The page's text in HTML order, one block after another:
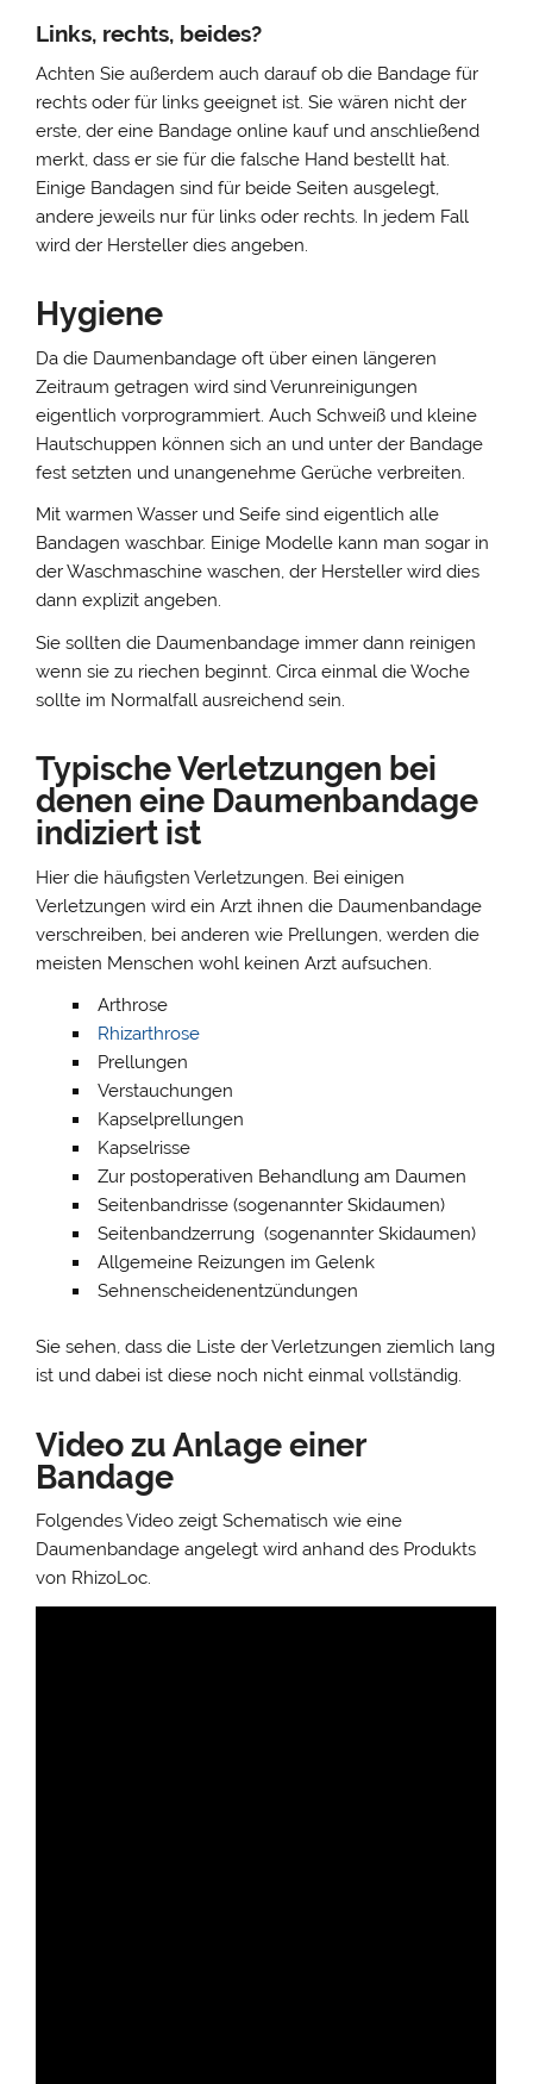
Links, rechts, beides?
Achten Sie außerdem auch darauf ob die Bandage für
rechts oder für links geeignet ist. Sie wären nicht der
erste, der eine Bandage online kauf und anschließend
merkt, dass er sie für die falsche Hand bestellt hat.
Einige Bandagen sind für beide Seiten ausgelegt,
andere jeweils nur für links oder rechts. In jedem Fall
wird der Hersteller dies angeben.
Hygiene
Da die Daumenbandage oft über einen längeren
Zeitraum getragen wird sind Verunreinigungen
eigentlich vorprogrammiert. Auch Schweiß und kleine
Hautschuppen können sich an und unter der Bandage
fest setzten und unangenehme Gerüche verbreiten.
Mit warmen Wasser und Seife sind eigentlich alle
Bandagen waschbar. Einige Modelle kann man sogar in
der Waschmaschine waschen, der Hersteller wird dies
dann explizit angeben.
Sie sollten die Daumenbandage immer dann reinigen
wenn sie zu riechen beginnt. Circa einmal die Woche
sollte im Normalfall ausreichend sein.
Typische Verletzungen bei
denen eine Daumenbandage
indiziert ist
Hier die häufigsten Verletzungen. Bei einigen
Verletzungen wird ein Arzt ihnen die Daumenbandage
verschreiben, bei anderen wie Prellungen, werden die
meisten Menschen wohl keinen Arzt aufsuchen.
Arthrose
Rhizarthrose
Prellungen
Verstauchungen
Kapselprellungen
Kapselrisse
Zur postoperativen Behandlung am Daumen
Seitenbandrisse (sogenannter Skidaumen)
Seitenbandzerrung (sogenannter Skidaumen)
Allgemeine Reizungen im Gelenk
Sehnenscheidenentzündungen
Sie sehen, dass die Liste der Verletzungen ziemlich lang
ist und dabei ist diese noch nicht einmal vollständig.
Video zu Anlage einer
Bandage
Folgendes Video zeigt Schematisch wie eine
Daumenbandage angelegt wird anhand des Produkts
von RhizoLoc.